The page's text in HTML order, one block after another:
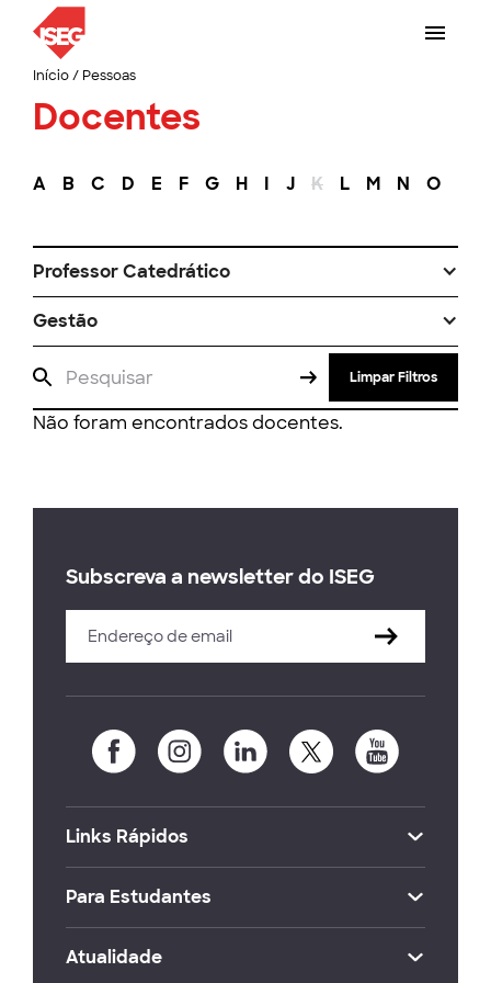
Início/ Pessoas
Docentes
A B C D E F G H I J K L M N O
Professor Catedrático
Gestão
Limpar Filtros
Não foram encontrados docentes.
Subscreva a newsletter do ISEG
Links Rápidos
Para Estudantes
Atualidade